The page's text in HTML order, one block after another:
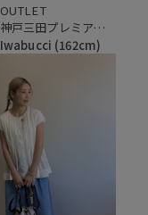
OUTLET
神戸三田プレミアム・アウトレット
Iwabucci (162cm)